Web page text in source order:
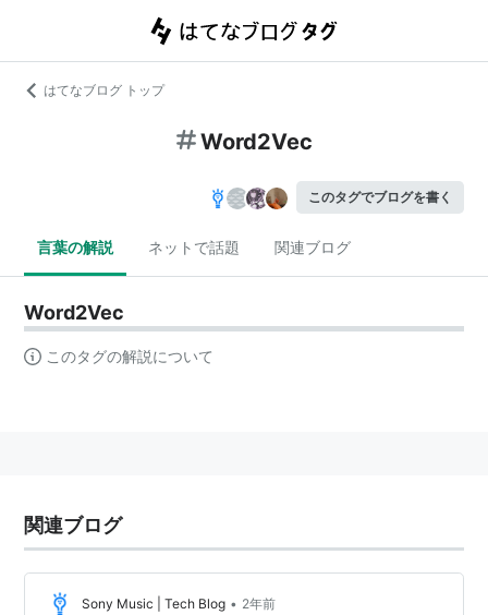
はてなブログ トップ
Word2Vec
このタグでブログを書く
言葉の解説 ネットで話題 関連ブログ
Word2Vec
このタグの解説について
関連ブログ
Sony Music | Tech Blog • 2年前